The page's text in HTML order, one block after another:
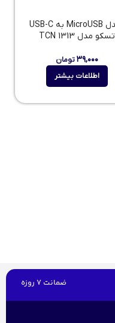
مبدل MicroUSB به USB-C
تسکو مدل TCN 1313
۳۹,۰۰۰ تومان
اطلاعات بیشتر
ضمانت 7 روزه